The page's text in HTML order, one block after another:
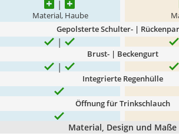
Material, Haube
Gepolsterte Schulter- |
Brust- | Beckengurt
Integrierte Regenhülle
Öffnung für Trinkschlauch
Material, Design und Maße